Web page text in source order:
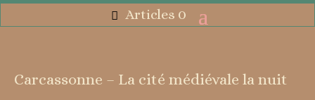
Articles 0
Carcassonne – La cité médiévale la nuit